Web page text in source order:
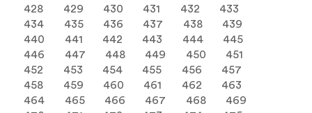
428
429 430 431 432
433
434
435 436 437 438
439
440
441 442 443 444
445
446
447 448 449 450
451
452
453 454 455 456
457
458
459 460 461 462
463
464
465 466 467 468
469